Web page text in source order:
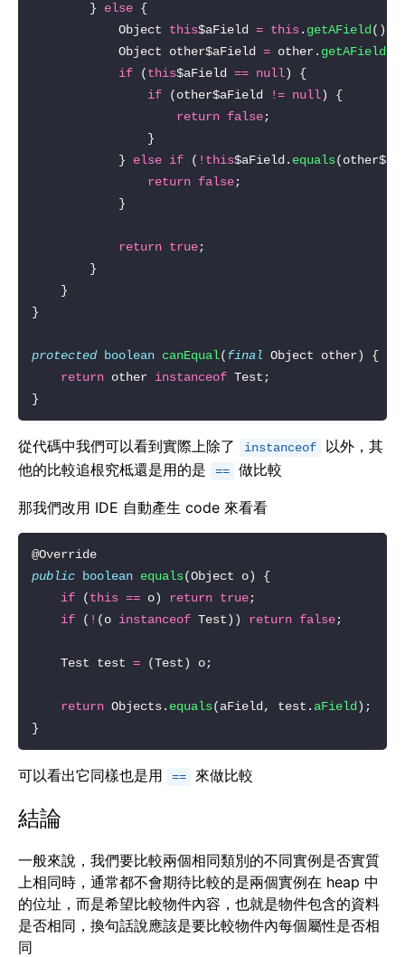
        }
else
            Object
this$aField = this. getAField
            Object other$aField
= other. getAField
if (this$aField == null
if (other$aField != null
return false
            }
else if ( ! this$aField. equals
return false
return true
protected boolean canEqual(final
return other instanceof
從代碼中我們可以看到實際上除了 instanceof
以外，其
他的比較追根究柢還是用的是
== 做比較
那我們改用 IDE 自動產生 code 來看看
public
boolean equals
if (this == o) return true
if ( ! (o instanceof Test)) return false
    Test test
=
return Objects. equals(aField, test. aField
可以看出它同樣也是用 == 來做比較
結論
一般來說，我們要比較兩個相同類別的不同實例是否實質
上相同時，通常都不會期待比較的是兩個實例在 heap 中
的位址，而是希望比較物件內容，也就是物件包含的資料
是否相同，換句話說應該是要比較物件內每個屬性是否相
同